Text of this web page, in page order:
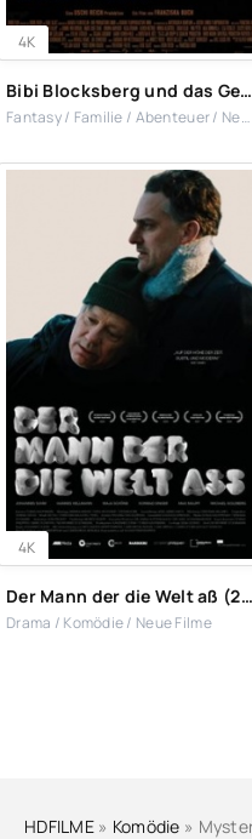
4K
Bibi Blocksberg und das Geheimnis der blauen Eulen (2022)
Fantasy / Familie / Abenteuer / Neue Filme
4K
Der Mann der die Welt aß (2022)
Drama / Komödie / Neue Filme
HDFILME» Komödie » Mystery Of